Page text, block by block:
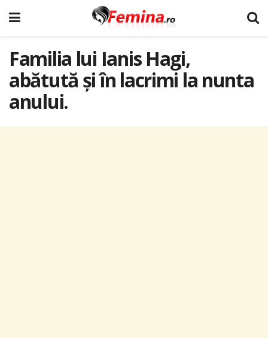
Familia lui Ianis Hagi,
abătută și în lacrimi la nunta
anului.